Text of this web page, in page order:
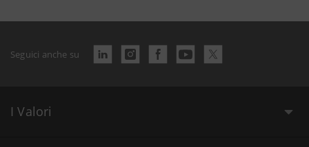
Seguici anche su
I Valori